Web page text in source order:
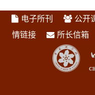
电子所刊 公开
情链接
所长信箱